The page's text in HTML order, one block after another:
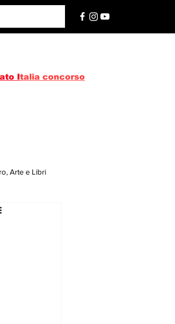
Italia concorso
Arte e Libri